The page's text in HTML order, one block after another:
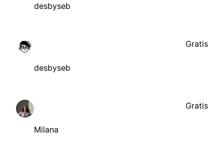
desbyseb
desbyseb
Gratis
Milana
Gratis